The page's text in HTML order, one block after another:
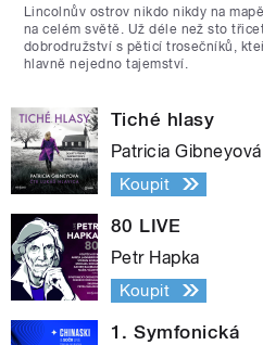
Lincolnův ostrov nikdo nikdy na
na celém světě. Už déle než sto
dobrodružství s pěticí trosečníků,
hlavně nejedno tajemství.
Tiché hlasy
Patricia Gibneyová
Koupit
80 LIVE
Petr Hapka
Koupit
1. Symfonická